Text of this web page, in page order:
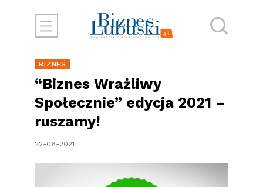
BIZNES
“Biznes Wrażliwy
Społecznie” edycja 2021 –
ruszamy!
22-06-2021